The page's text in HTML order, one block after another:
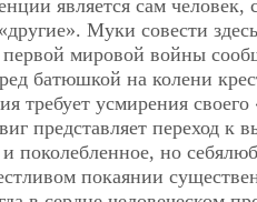
является сам человек,
Муки совести
мировой войны
батюшкой на колени
требует усмирения
представляет переход к
поколебленное, но
покаянии